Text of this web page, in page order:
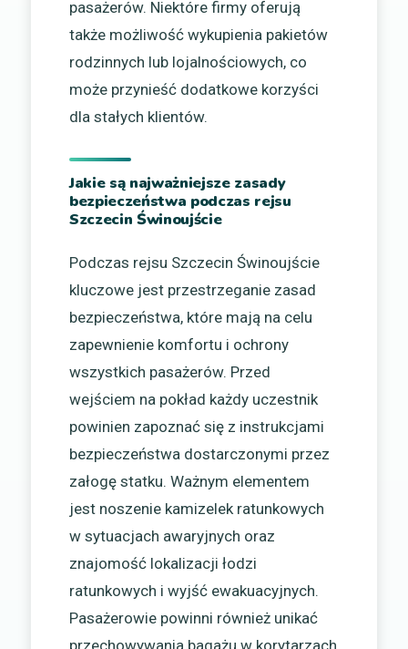
pasażerów. Niektóre firmy oferują
także możliwość wykupienia pakietów
rodzinnych lub lojalnościowych, co
może przynieść dodatkowe korzyści
dla stałych klientów.
Jakie są najważniejsze zasady
bezpieczeństwa podczas rejsu
Szczecin Świnoujście
Podczas rejsu Szczecin Świnoujście
kluczowe jest przestrzeganie zasad
bezpieczeństwa, które mają na celu
zapewnienie komfortu i ochrony
wszystkich pasażerów. Przed
wejściem na pokład każdy uczestnik
powinien zapoznać się z instrukcjami
bezpieczeństwa dostarczonymi przez
załogę statku. Ważnym elementem
jest noszenie kamizelek ratunkowych
w sytuacjach awaryjnych oraz
znajomość lokalizacji łodzi
ratunkowych i wyjść ewakuacyjnych.
Pasażerowie powinni również unikać
przechowywania bagażu w korytarzach